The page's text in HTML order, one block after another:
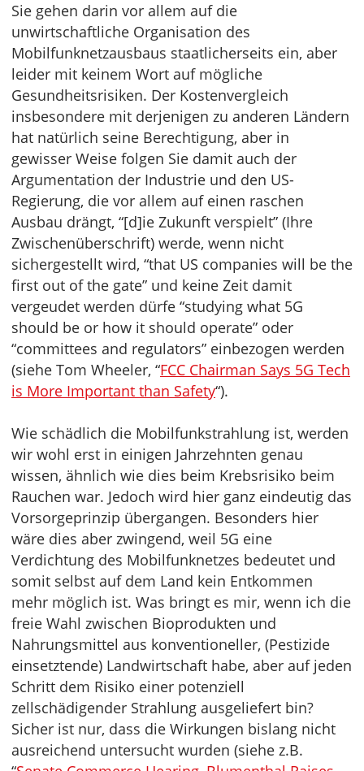
Sie gehen darin vor allem auf die
unwirtschaftliche Organisation des
Mobilfunknetzausbaus staatlicherseits ein, aber
leider mit keinem Wort auf mögliche
Gesundheitsrisiken. Der Kostenvergleich
insbesondere mit derjenigen zu anderen Ländern
hat natürlich seine Berechtigung, aber in
gewisser Weise folgen Sie damit auch der
Argumentation der Industrie und den US-
Regierung, die vor allem auf einen raschen
Ausbau drängt, “[d]ie Zukunft verspielt” (Ihre
Zwischenüberschrift) werde, wenn nicht
sichergestellt wird, “that US companies will be the
first out of the gate” und keine Zeit damit
vergeudet werden dürfe “studying what 5G
should be or how it should operate” oder
“committees and regulators” einbezogen werden
(siehe Tom Wheeler, “FCC Chairman Says 5G Tech
is More Important than Safety“).
Wie schädlich die Mobilfunkstrahlung ist, werden
wir wohl erst in einigen Jahrzehnten genau
wissen, ähnlich wie dies beim Krebsrisiko beim
Rauchen war. Jedoch wird hier ganz eindeutig das
Vorsorgeprinzip übergangen. Besonders hier
wäre dies aber zwingend, weil 5G eine
Verdichtung des Mobilfunknetzes bedeutet und
somit selbst auf dem Land kein Entkommen
mehr möglich ist. Was bringt es mir, wenn ich die
freie Wahl zwischen Bioprodukten und
Nahrungsmittel aus konventioneller, (Pestizide
einsetztende) Landwirtschaft habe, aber auf jeden
Schritt dem Risiko einer potenziell
zellschädigender Strahlung ausgeliefert bin?
Sicher ist nur, dass die Wirkungen bislang nicht
ausreichend untersucht wurden (siehe z.B.